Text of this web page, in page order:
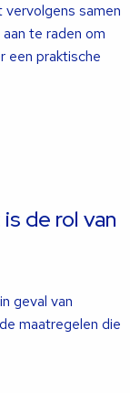
vervolgens samen
te raden om
een praktische
de rol van
geval van
maatregelen die